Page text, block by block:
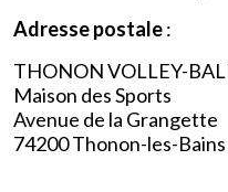
Adresse postale:
THONON VOLLEY-
Maison des Sports
Avenue de la Grangette
74200 Thonon-les-Bains